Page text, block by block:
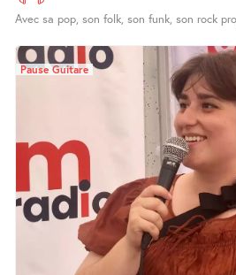
Avec sa pop, son folk, son funk, son rock
Pause Guitare